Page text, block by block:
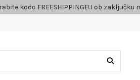
kodo FREESHIPPINGEU ob zaključku